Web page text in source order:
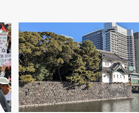
ASIA JAPÓN Y ASIA VIAJES